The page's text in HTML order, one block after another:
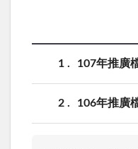
1 107年推廣
2 106年推廣